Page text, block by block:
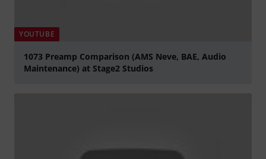
YOUTUBE
1073 Preamp Comparison (AMS Neve, BAE, Audio
Maintenance) at Stage2 Studios